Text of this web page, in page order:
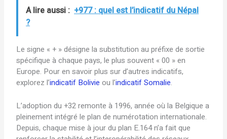
A lire aussi : +977 : quel est l’indicatif du Népal
?
Le signe « + » désigne la substitution au préfixe de sortie
spécifique à chaque pays, le plus souvent « 00 » en
Europe. Pour en savoir plus sur d’autres indicatifs,
explorez l’indicatif Bolivie ou l’indicatif Somalie.
L’adoption du +32 remonte à 1996, année où la Belgique a
pleinement intégré le plan de numérotation internationale.
Depuis, chaque mise à jour du plan E.164 n’a fait que